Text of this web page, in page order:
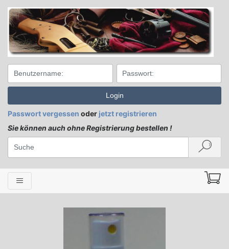
Login
Passwort vergessen oder jetzt registrieren
Sie können auch ohne Registrierung bestellen !